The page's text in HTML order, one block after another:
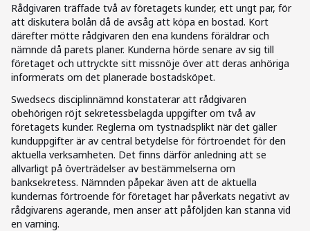
Rådgivaren träffade två av företagets kunder, ett ungt par, för
att diskutera bolån då de avsåg att köpa en bostad. Kort
därefter mötte rådgivaren den ena kundens föräldrar och
nämnde då parets planer. Kunderna hörde senare av sig till
företaget och uttryckte sitt missnöje över att deras anhöriga
informerats om det planerade bostadsköpet.
Swedsecs disciplinnämnd konstaterar att rådgivaren
obehörigen röjt sekretessbelagda uppgifter om två av
företagets kunder. Reglerna om tystnadsplikt när det gäller
kunduppgifter är av central betydelse för förtroendet för den
aktuella verksamheten. Det finns därför anledning att se
allvarligt på överträdelser av bestämmelserna om
banksekretess. Nämnden påpekar även att de aktuella
kundernas förtroende för företaget har påverkats negativt av
rådgivarens agerande, men anser att påföljden kan stanna vid
en varning.